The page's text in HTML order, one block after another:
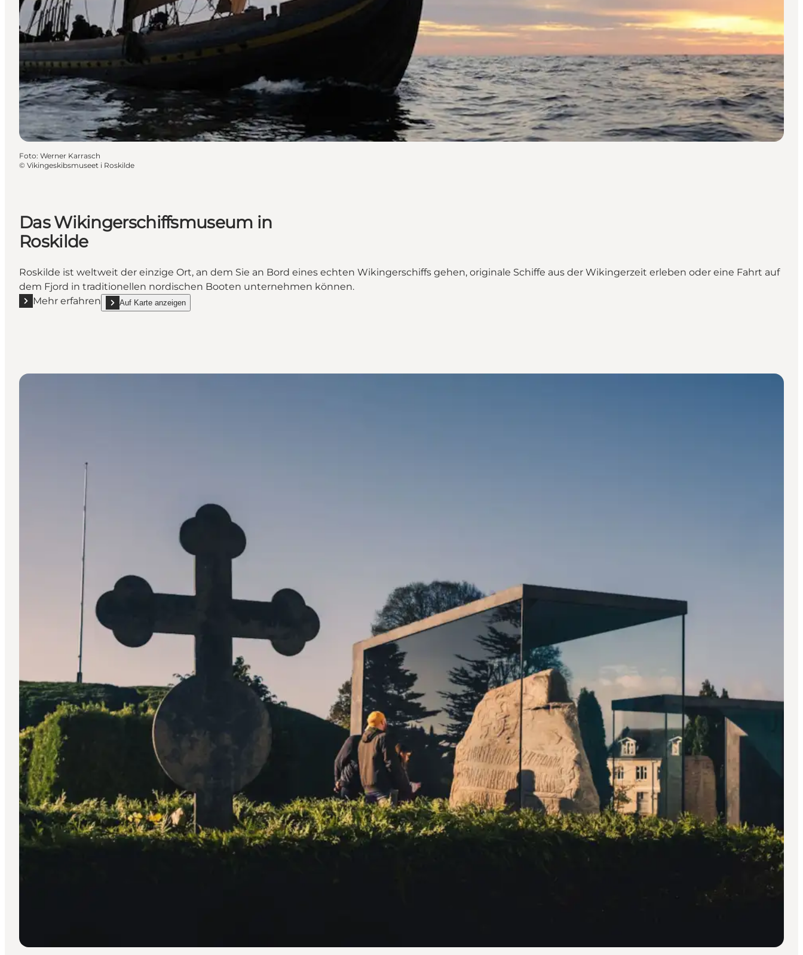
Foto: Werner Karrasch
© Vikingeskibsmuseet i Roskilde
Das Wikingerschiffsmuseum in
Roskilde
Roskilde ist weltweit der einzige Ort, an dem Sie an Bord eines echten Wikingerschiffs gehen, originale Schiffe aus der Wikingerzeit erleben oder eine Fahrt auf
dem Fjord in traditionellen nordischen Booten unternehmen können.
Mehr erfahren
Mehr erfahren "Das Wikingerschiffsmuseum in Roskilde"
Auf Karte anzeigen
show Das Wikingerschiffsmuseum in Roskilde on_map